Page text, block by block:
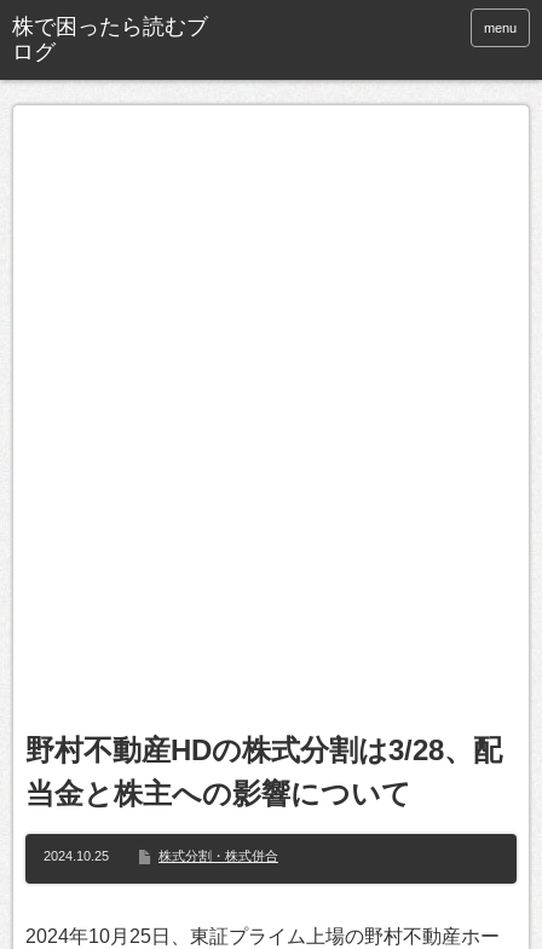
株で困ったら読むブ
ログ
menu
野村不動産HDの株式分割は3/28、配
当金と株主への影響について
2024.10.25 株式分割・株式併合
2024年10月25日、東証プライム上場の野村不動産ホー